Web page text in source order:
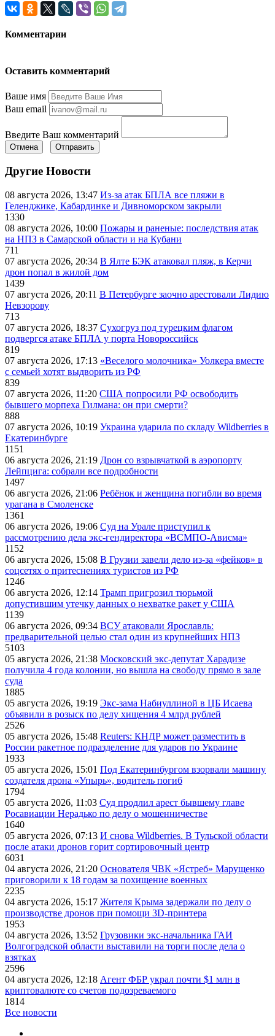
Комментарии
Оставить комментарий
Ваше имя
Ваш email
Введите Ваш комментарий
Отмена Отправить
Другие Новости
08 августа 2026, 13:47 Из-за атак БПЛА все пляжи в
Геленджике, Кабардинке и Дивноморском закрыли
1330
08 августа 2026, 10:00 Пожары и раненые: последствия атак
на НПЗ в Самарской области и на Кубани
711
07 августа 2026, 20:34 В Ялте БЭК атаковал пляж, в Керчи
дрон попал в жилой дом
1439
07 августа 2026, 20:11 В Петербурге заочно арестовали Лидию
Невзорову
713
07 августа 2026, 18:37 Сухогруз под турецким флагом
подвергся атаке БПЛА у порта Новороссийск
819
07 августа 2026, 17:13 «Веселого молочника» Уолкера вместе
с семьей хотят выдворить из РФ
839
07 августа 2026, 11:20 США попросили РФ освободить
бывшего морпеха Гилмана: он при смерти?
888
07 августа 2026, 10:19 Украина ударила по складу Wildberries в
Екатеринбурге
1151
06 августа 2026, 21:19 Дрон со взрывчаткой в аэропорту
Лейпцига: собрали все подробности
1497
06 августа 2026, 21:06 Ребёнок и женщина погибли во время
урагана в Смоленске
1361
06 августа 2026, 19:06 Суд на Урале приступил к
рассмотрению дела экс-гендиректора «ВСМПО-Ависма»
1152
06 августа 2026, 15:08 В Грузии завели дело из-за «фейков» в
соцсетях о притеснениях туристов из РФ
1246
06 августа 2026, 12:14 Трамп пригрозил тюрьмой
допустившим утечку данных о нехватке ракет у США
1139
06 августа 2026, 09:34 ВСУ атаковали Ярославль:
предварительной целью стал один из крупнейших НПЗ
5103
05 августа 2026, 21:38 Московский экс-депутат Харадизе
получила 4 года колонии, но вышла на свободу прямо в зале
суда
1885
05 августа 2026, 19:19 Экс-зама Набиуллиной в ЦБ Исаева
объявили в розыск по делу хищения 4 млрд рублей
2526
05 августа 2026, 15:48 Reuters: КНДР может разместить в
России ракетное подразделение для ударов по Украине
1933
05 августа 2026, 15:01 Под Екатеринбургом взорвали машину
создателя дрона «Упырь», водитель погиб
1794
05 августа 2026, 11:03 Суд продлил арест бывшему главе
Росавиации Нерадько по делу о мошенничестве
1640
05 августа 2026, 07:13 И снова Wildberries. В Тульской области
после атаки дронов горит сортировочный центр
6031
04 августа 2026, 21:20 Основателя ЧВК «Ястреб» Марущенко
приговорили к 18 годам за похищение военных
2235
04 августа 2026, 15:17 Жителя Крыма задержали по делу о
производстве дронов при помощи 3D‑принтера
1953
04 августа 2026, 13:52 Грузовики экс-начальника ГАИ
Волгоградской области выставили на торги после дела о
взятках
2596
04 августа 2026, 12:18 Агент ФБР украл почти $1 млн в
криптовалюте со счетов подозреваемого
1814
Все новости